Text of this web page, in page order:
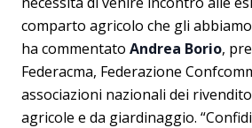
comparto agricolo che gli
ha commentato Andrea Borio,
Federacma, Federazione
associazioni nazionali dei
agricole e da giardinaggio.